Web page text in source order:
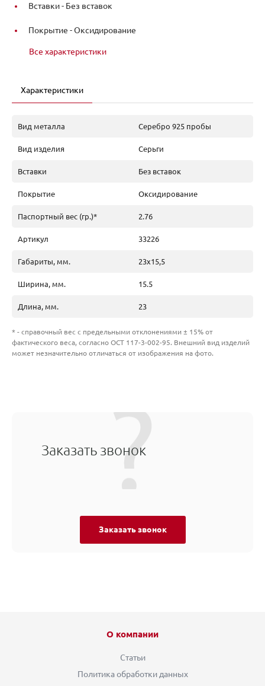
Вставки - Без вставок
Покрытие -Оксидирование
Все характеристики
Характеристики
Вид металла Серебро 925 пробы
Вид изделия Серьги
Вставки Без вставок
Покрытие Оксидирование
Паспортный вес (гр.)* 2.76
Артикул 33226
Габариты, мм. 23х15,5
Ширина, мм. 15.5
Длина, мм. 23
* - справочный вес с предельными отклонениями ± 15% от
фактического веса, согласно ОСТ 117-3-002-95. Внешний вид изделий
может незначительно отличаться от изображения на фото.
Заказать звонок
Заказать звонок
О компании
Статьи
Политика обработки данных